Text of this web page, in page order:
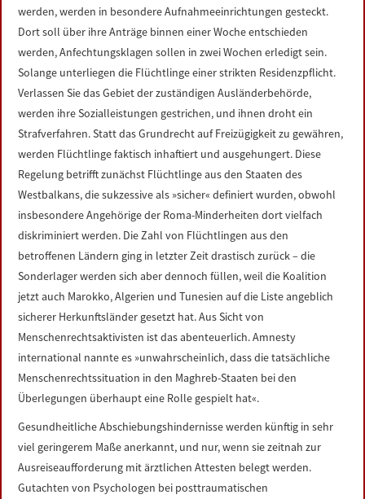
werden, werden in besondere Aufnahmeeinrichtungen gesteckt.
Dort soll über ihre Anträge binnen einer Woche entschieden
werden, Anfechtungsklagen sollen in zwei Wochen erledigt sein.
Solange unterliegen die Flüchtlinge einer strikten Residenzpflicht.
Verlassen Sie das Gebiet der zuständigen Ausländerbehörde,
werden ihre Sozialleistungen gestrichen, und ihnen droht ein
Strafverfahren. Statt das Grundrecht auf Freizügigkeit zu gewähren,
werden Flüchtlinge faktisch inhaftiert und ausgehungert. Diese
Regelung betrifft zunächst Flüchtlinge aus den Staaten des
Westbalkans, die sukzessive als »sicher« definiert wurden, obwohl
insbesondere Angehörige der Roma-Minderheiten dort vielfach
diskriminiert werden. Die Zahl von Flüchtlingen aus den
betroffenen Ländern ging in letzter Zeit drastisch zurück – die
Sonderlager werden sich aber dennoch füllen, weil die Koalition
jetzt auch Marokko, Algerien und Tunesien auf die Liste angeblich
sicherer Herkunftsländer gesetzt hat. Aus Sicht von
Menschenrechtsaktivisten ist das abenteuerlich. Amnesty
international nannte es »unwahrscheinlich, dass die tatsächliche
Menschenrechtssituation in den Maghreb-Staaten bei den
Überlegungen überhaupt eine Rolle gespielt hat«.
Gesundheitliche Abschiebungshindernisse werden künftig in sehr
viel geringerem Maße anerkannt, und nur, wenn sie zeitnah zur
Ausreiseaufforderung mit ärztlichen Attesten belegt werden.
Gutachten von Psychologen bei posttraumatischen